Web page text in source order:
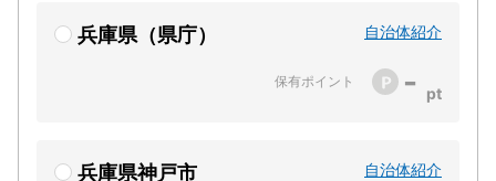
兵庫県（県庁） 自治体紹介
保有ポイント -
兵庫県神戸市 自治体紹介